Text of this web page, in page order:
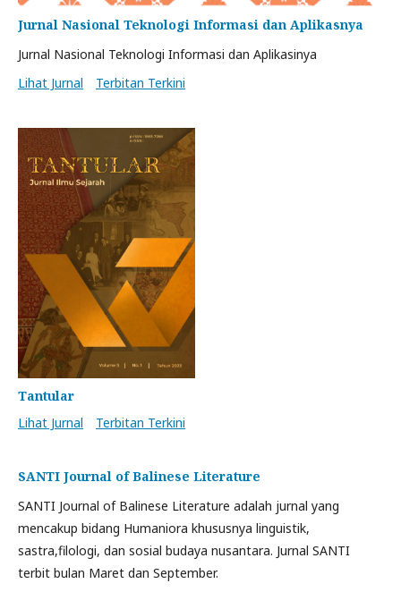
Jurnal Nasional Teknologi Informasi dan Aplikasnya
Jurnal Nasional Teknologi Informasi dan Aplikasinya
Lihat Jurnal
Terbitan Terkini
Tantular
Lihat Jurnal
Terbitan Terkini
SANTI Journal of Balinese Literature
SANTI Journal of Balinese Literature adalah jurnal yang
mencakup bidang Humaniora khususnya linguistik,
sastra,filologi, dan sosial budaya nusantara. Jurnal SANTI
terbit bulan Maret dan September.